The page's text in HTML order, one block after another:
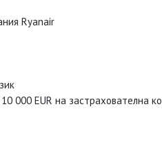
Ryanair
000 EUR на застрахователна